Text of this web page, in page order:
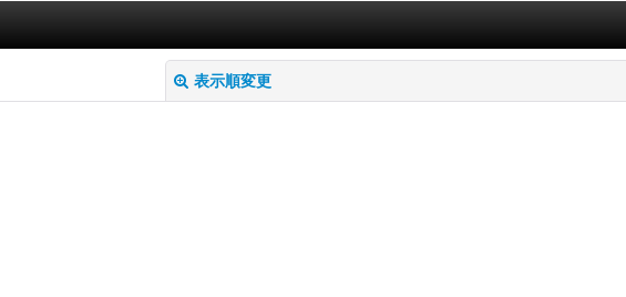
表示順変更